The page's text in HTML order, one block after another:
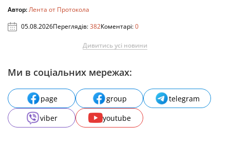
Автор:Лента от Протокола
05.08.2026Переглядів:382Коментарі:0
Дивитись усі новини
Ми в соціальних мережах:
page group
telegram
viber
youtube